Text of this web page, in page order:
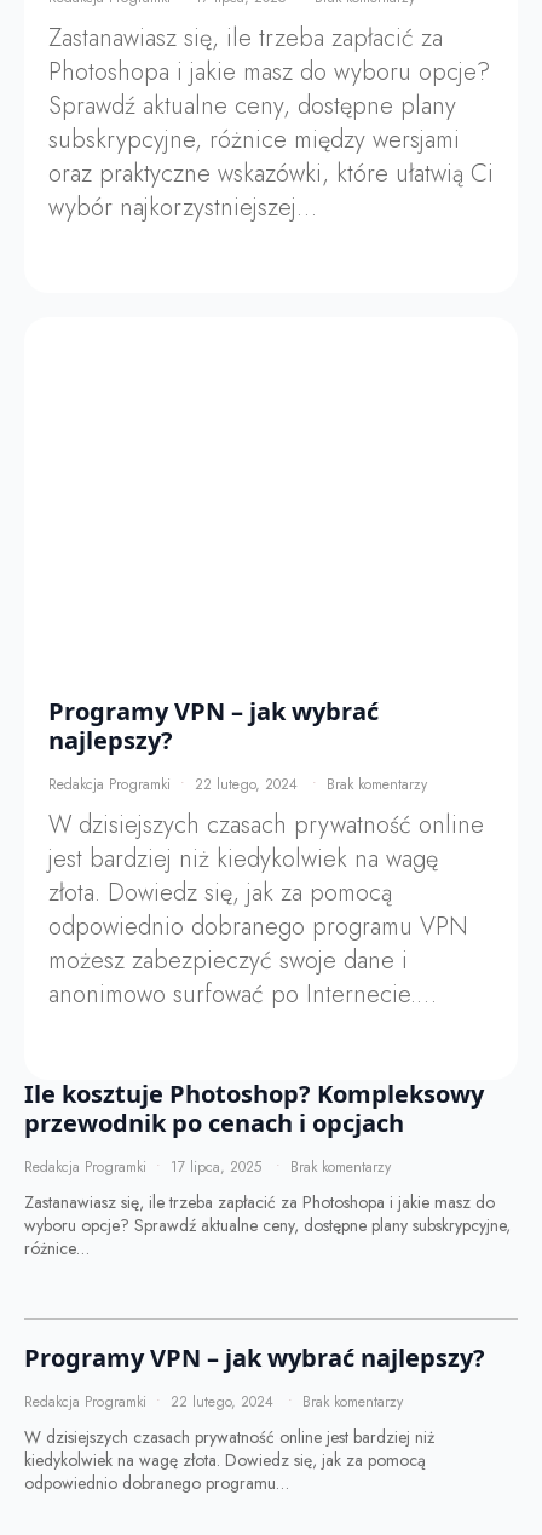
Zastanawiasz się, ile trzeba zapłacić za
Photoshopa i jakie masz do wyboru opcje?
Sprawdź aktualne ceny, dostępne plany
subskrypcyjne, różnice między wersjami
oraz praktyczne wskazówki, które ułatwią Ci
wybór najkorzystniejszej…
Programy VPN – jak wybrać
najlepszy?
Redakcja Programki 22 lutego, 2024 Brak komentarzy
W dzisiejszych czasach prywatność online
jest bardziej niż kiedykolwiek na wagę
złota. Dowiedz się, jak za pomocą
odpowiednio dobranego programu VPN
możesz zabezpieczyć swoje dane i
anonimowo surfować po Internecie.…
Ile kosztuje Photoshop? Kompleksowy
przewodnik po cenach i opcjach
Redakcja Programki 17 lipca, 2025 Brak komentarzy
Zastanawiasz się, ile trzeba zapłacić za Photoshopa i jakie masz do
wyboru opcje? Sprawdź aktualne ceny, dostępne plany subskrypcyjne,
różnice…
Programy VPN – jak wybrać najlepszy?
Redakcja Programki 22 lutego, 2024 Brak komentarzy
W dzisiejszych czasach prywatność online jest bardziej niż
kiedykolwiek na wagę złota. Dowiedz się, jak za pomocą
odpowiednio dobranego programu…